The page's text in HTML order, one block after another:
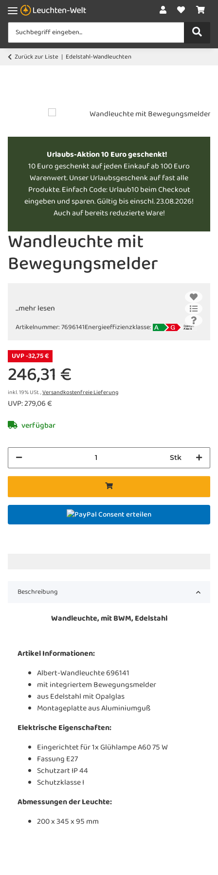
Zurück zur Liste Edelstahl-Wandleuchten
Urlaubs-Aktion 10 Euro geschenkt!
10 Euro geschenkt auf jeden Einkauf ab 100 Euro
Warenwert. Unser Urlaubsgeschenk auf fast alle
Produkte. Einfach Code: Urlaub10 beim Checkout
eingeben und sparen. Gültig bis einschl. 23.08.2026!
Auch auf bereits reduzierte Ware!
Wandleuchte mit
Bewegungsmelder
...mehr lesen
Artikelnummer:7696141Energieeffizienzklasse:
UVP -32,75 €
246,31 €
inkl. 19% USt. ,Versandkostenfreie Lieferung
UVP:279,06 €
verfügbar
Stk
Consent erteilen
Beschreibung
Wandleuchte, mit BWM, Edelstahl
Artikel Informationen:
Albert-Wandleuchte 696141
mit integriertem Bewegungsmelder
aus Edelstahl mit Opalglas
Montageplatte aus Aluminiumguß
Elektrische Eigenschaften:
Eingerichtet für 1x Glühlampe A60 75 W
Fassung E27
Schutzart IP 44
Schutzklasse I
Abmessungen der Leuchte:
200 x 345 x 95 mm